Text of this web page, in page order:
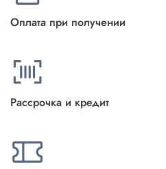
Оплата при получении
Рассрочка и кредит